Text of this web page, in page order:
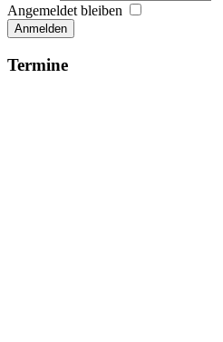
Angemeldet bleiben
Anmelden
Termine